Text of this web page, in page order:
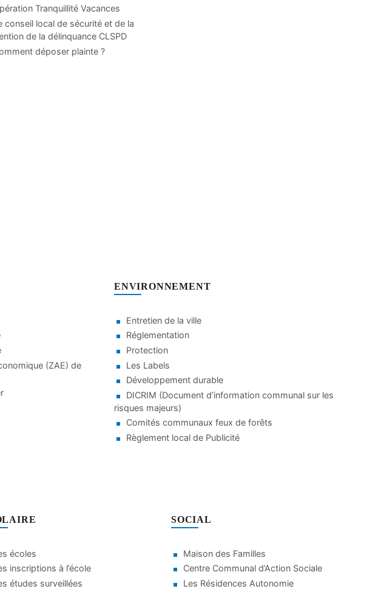
Tranquillité Vacances
conseil local de sécurité et de la
de la délinquance CLSPD
déposer plainte ?
(ZAE) de
ENVIRONNEMENT
Entretien de la ville
Réglementation
Protection
Les Labels
Développement durable
DICRIM (Document d’information communal sur les
risques majeurs)
Comités communaux feux de forêts
Règlement local de Publicité
écoles
inscriptions à l’école
études surveillées
SOCIAL
Maison des Familles
Centre Communal d’Action Sociale
Les Résidences Autonomie